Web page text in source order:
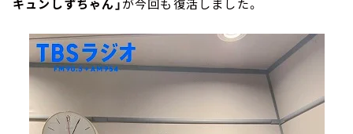
キュンしずちゃん」が今回も復活しました。